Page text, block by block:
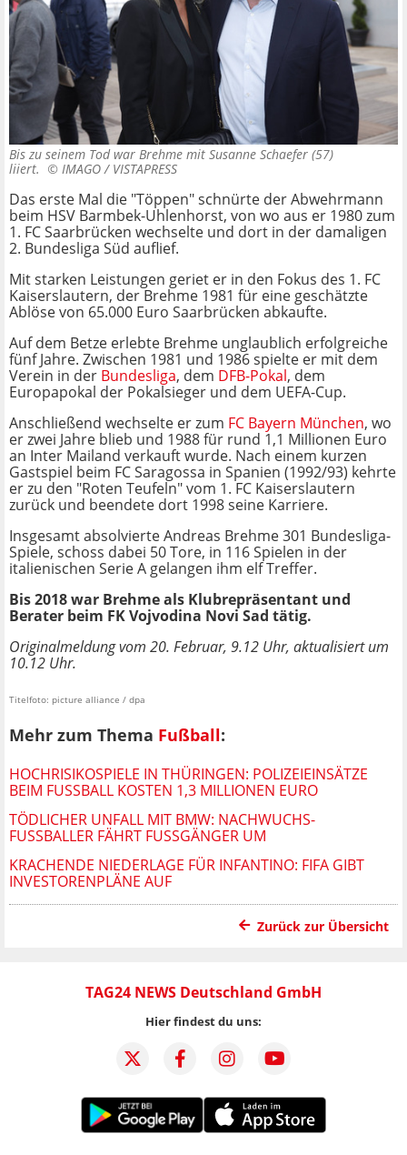
Bis zu seinem Tod war Brehme mit Susanne Schaefer (57)
liiert. © IMAGO / VISTAPRESS
Das erste Mal die "Töppen" schnürte der Abwehrmann
beim HSV Barmbek-Uhlenhorst, von wo aus er 1980 zum
1. FC Saarbrücken wechselte und dort in der damaligen
2. Bundesliga Süd auflief.
Mit starken Leistungen geriet er in den Fokus des 1. FC
Kaiserslautern, der Brehme 1981 für eine geschätzte
Ablöse von 65.000 Euro Saarbrücken abkaufte.
Auf dem Betze erlebte Brehme unglaublich erfolgreiche
fünf Jahre. Zwischen 1981 und 1986 spielte er mit dem
Verein in der Bundesliga, dem DFB-Pokal, dem
Europapokal der Pokalsieger und dem UEFA-Cup.
Anschließend wechselte er zum FC Bayern München, wo
er zwei Jahre blieb und 1988 für rund 1,1 Millionen Euro
an Inter Mailand verkauft wurde. Nach einem kurzen
Gastspiel beim FC Saragossa in Spanien (1992/93) kehrte
er zu den "Roten Teufeln" vom 1. FC Kaiserslautern
zurück und beendete dort 1998 seine Karriere.
Insgesamt absolvierte Andreas Brehme 301 Bundesliga-
Spiele, schoss dabei 50 Tore, in 116 Spielen in der
italienischen Serie A gelangen ihm elf Treffer.
Bis 2018 war Brehme als Klubrepräsentant und
Berater beim FK Vojvodina Novi Sad tätig.
Originalmeldung vom 20. Februar, 9.12 Uhr, aktualisiert um
10.12 Uhr.
Titelfoto: picture alliance / dpa
Mehr zum Thema Fußball:
HOCHRISIKOSPIELE IN THÜRINGEN: POLIZEIEINSÄTZE
BEIM FUSSBALL KOSTEN 1,3 MILLIONEN EURO
TÖDLICHER UNFALL MIT BMW: NACHWUCHS-
FUSSBALLER FÄHRT FUSSGÄNGER UM
KRACHENDE NIEDERLAGE FÜR INFANTINO: FIFA GIBT
INVESTORENPLÄNE AUF
Zurück zur Übersicht
TAG24 NEWS Deutschland GmbH
Hier findest du uns: